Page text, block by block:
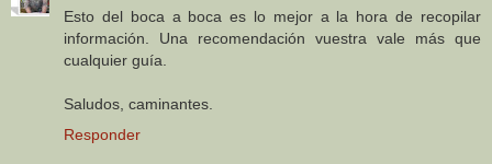
Esto del boca a boca es lo mejor a la hora de recopilar
información. Una recomendación vuestra vale más que
cualquier guía.
Saludos, caminantes.
Responder